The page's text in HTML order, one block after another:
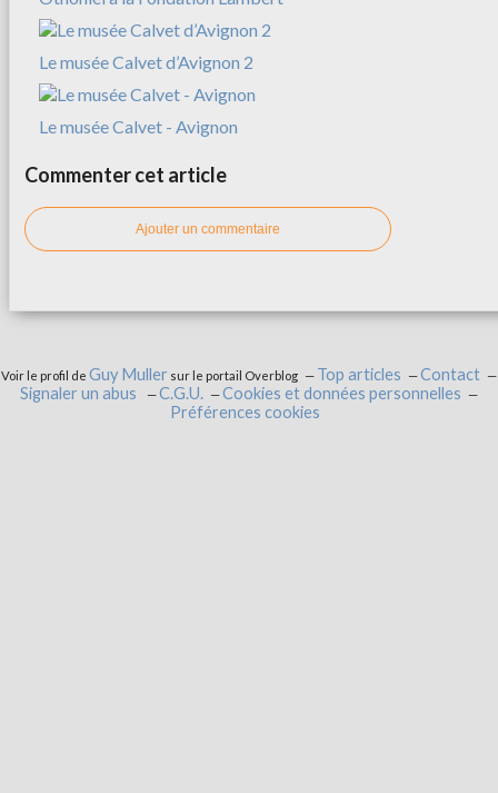
Le musée Calvet d’Avignon 2
Le musée Calvet - Avignon
Commenter cet article
Ajouter un commentaire
Voir le profil de Guy Muller sur le portail Overblog Top articles
Contact
Signaler un abus
C.G.U.
Cookies et données personnelles
Préférences cookies